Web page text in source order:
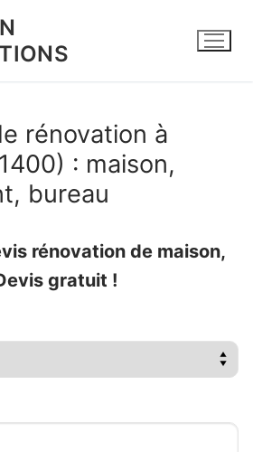
rénovation à
: maison,
bureau
rénovation de maison,
gratuit !